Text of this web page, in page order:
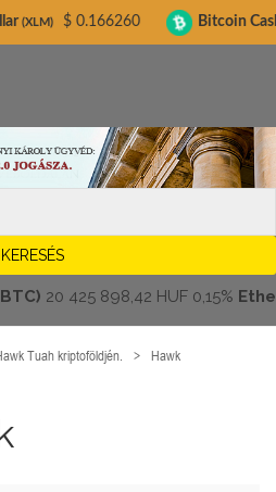
20 425 898,42 HUF0,15%
Tuah kriptoföldjén. Hawk
0.166260 Bitcoin Cash(BCH) $